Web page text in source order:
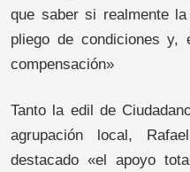
que saber si realmente
pliego de condiciones y,
compensación»
Tanto la edil de
agrupación local,
destacado «el apoyo